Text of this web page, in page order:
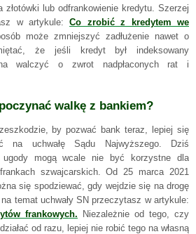
złotówki lub odfrankowienie kredytu. Szerzej
w artykule:
Co zrobić z kredytem we
może zmniejszyć zadłużenie nawet o
że jeśli kredyt był indeksowany
walczyć o zwrot nadpłaconych rat i
walkę z bankiem?
by pozwać bank teraz, lepiej się
na uchwałę Sądu Najwyższego. Dziś
ugody mogą wcale nie być korzystne dla
szwajcarskich. Od 25 marca 2021
się spodziewać, gdy wejdzie się na drogę
temat uchwały SN przeczytasz w artykule:
frankowych. Niezależnie od tego, czy
od razu, lepiej nie robić tego na własną